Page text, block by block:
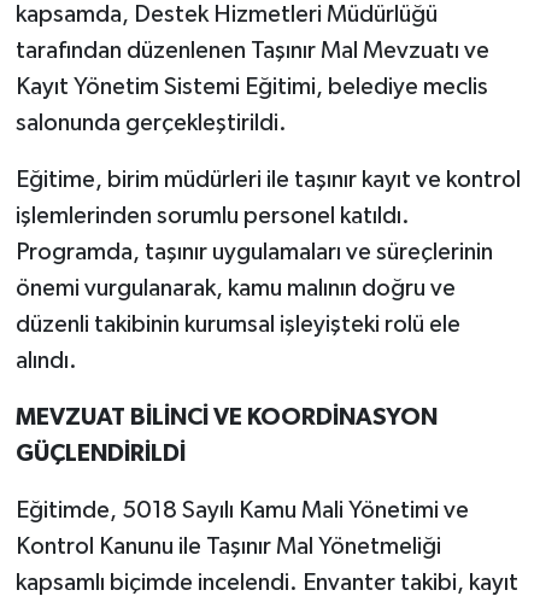
kapsamda, Destek Hizmetleri Müdürlüğü
tarafından düzenlenen Taşınır Mal Mevzuatı ve
Kayıt Yönetim Sistemi Eğitimi, belediye meclis
salonunda gerçekleştirildi.
Eğitime, birim müdürleri ile taşınır kayıt ve kontrol
işlemlerinden sorumlu personel katıldı.
Programda, taşınır uygulamaları ve süreçlerinin
önemi vurgulanarak, kamu malının doğru ve
düzenli takibinin kurumsal işleyişteki rolü ele
alındı.
MEVZUAT BİLİNCİ VE KOORDİNASYON
GÜÇLENDİRİLDİ
Eğitimde, 5018 Sayılı Kamu Mali Yönetimi ve
Kontrol Kanunu ile Taşınır Mal Yönetmeliği
kapsamlı biçimde incelendi. Envanter takibi, kayıt